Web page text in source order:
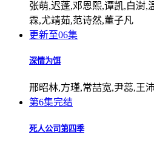
张萌,迟蓬,邓恩熙,谭凯,白澍,
霖,尤靖茹,范诗然,董子凡
更新至06集
深情为饵
邢昭林,方瑾,常喆宽,尹蕊,王
第6集完结
死人公司第四季